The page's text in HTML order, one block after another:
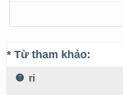
* Từ tham khảo:
ri